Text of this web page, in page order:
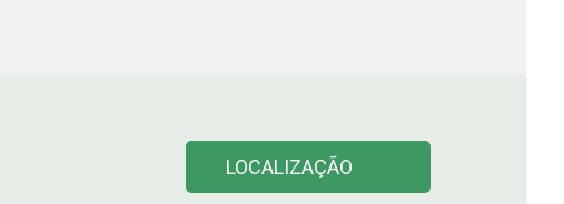
LOCALIZAÇÃO